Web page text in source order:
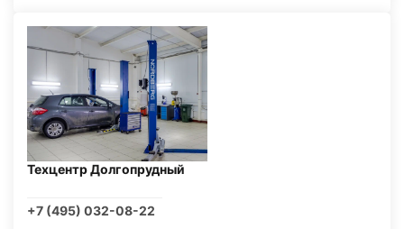
Техцентр Долгопрудный
+7 (495) 032-08-22